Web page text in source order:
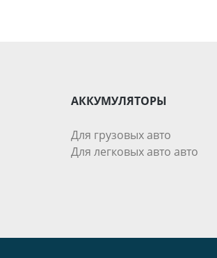
АККУМУЛЯТОРЫ
Для грузовых авто
Для легковых авто авто